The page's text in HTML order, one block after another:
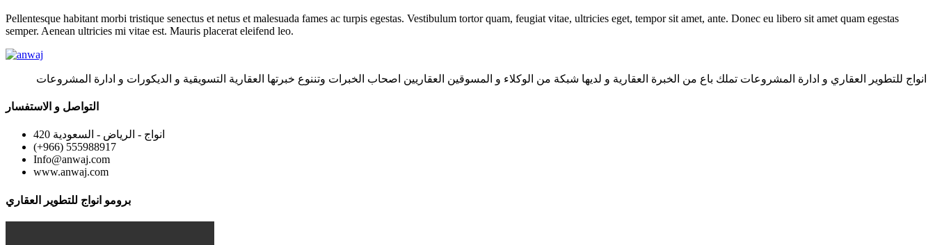
Pellentesque habitant morbi tristique senectus et netus et malesuada fames ac turpis egestas. Vestibulum tortor quam, feugiat vitae, ultricies eget, tempor sit amet, ante. Donec eu libero sit amet quam egestas
semper. Aenean ultricies mi vitae est. Mauris placerat eleifend leo.
انواج للتطوير العقاري و ادارة المشروعات تملك باع من الخبرة العقارية و لديها شبكة من الوكلاء و المسوقين العقاريين اصحاب الخبرات وتننوع خبرتها العقارية التسويقية و الديكورات و ادارة المشروعات
التواصل و الاستفسار
420 انواج - الرياض - السعودية
(+966) 555988917
Info@anwaj.com
www.anwaj.com
برومو انواج للتطوير العقاري